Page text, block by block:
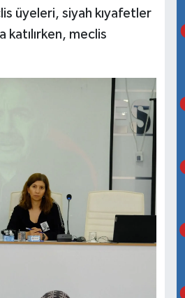
üyeleri, siyah kıyafetler
katılırken, meclis